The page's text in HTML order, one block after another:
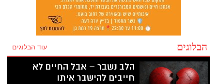
הבלוגים עוד הבלוגים
הלב נשבר – אבל החיים לא
חייבים להישבר איתו